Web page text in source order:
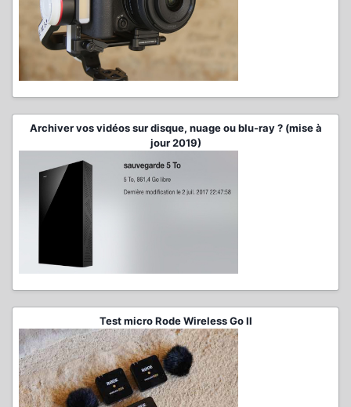
Archiver vos vidéos sur disque, nuage ou blu-ray ? (mise à
jour 2019)
Test micro Rode Wireless Go II